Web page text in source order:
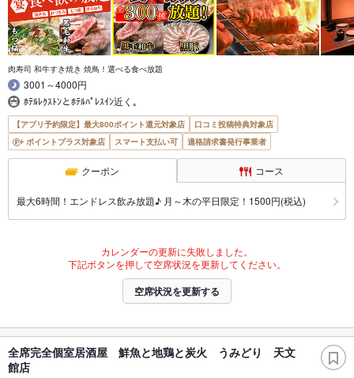
肉寿司 和牛すき焼き 焼鳥！選べる食べ放題
3001～4000円
ﾎﾃﾙﾚｸｽﾄﾝとﾎﾃﾙﾊﾟﾚｽｲﾝ近く｡
【アプリ予約限定】最大800ポイント還元対象店
口コミ投稿特典対象店
ポイントプラス対象店
スマート支払い可 適格請求書発行事業者
クーポン コース
最大6時間！エンドレス飲み放題♪ 月～木の平日限定！1500円(税込)
カレンダーの更新に失敗しました。
下記ボタンを押して空席状況を更新してください。
空席状況を更新する
全席完全個室居酒屋 鮮魚と地鶏と炭火 うみどり 天文
館店